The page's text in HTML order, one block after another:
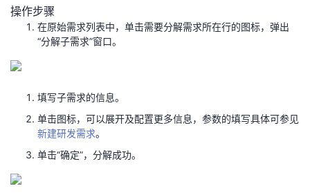
博
的
我
的
我
操作步骤
在原始需求列表中，单击需要分解需求所在行的图标，弹出
“分解子需求”窗口。
填写子需求的信息。
单击图标，可以展开及配置更多信息，参数的填写具体可参见
新建研发需求。
单击“确定”，分解成功。